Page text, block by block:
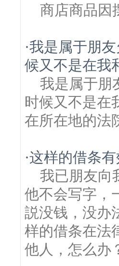
商店商品因
·我是属于朋
候又不是在我
我是属于朋
时候又不是在
在所在地的法
·这样的借条
我已朋友向
他不会写字，
説没钱，没办
样的借条在法
他人，怎么办